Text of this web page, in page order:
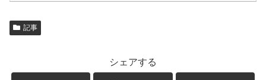
記事
シェアする